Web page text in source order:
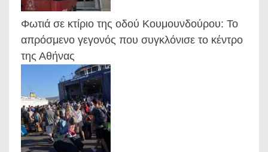
Φωτιά σε κτίριο της οδού Κουμουνδούρου: Το
απρόσμενο γεγονός που συγκλόνισε το κέντρο
της Αθήνας